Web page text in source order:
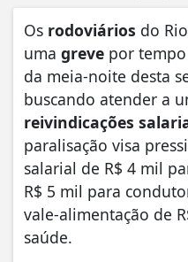
Os rodoviários do
uma greve por
da meia-noite desta
buscando atender a
reivindicações
paralisação visa
salarial de R$ 4 mil
R$ 5 mil para
vale-alimentação de
saúde.